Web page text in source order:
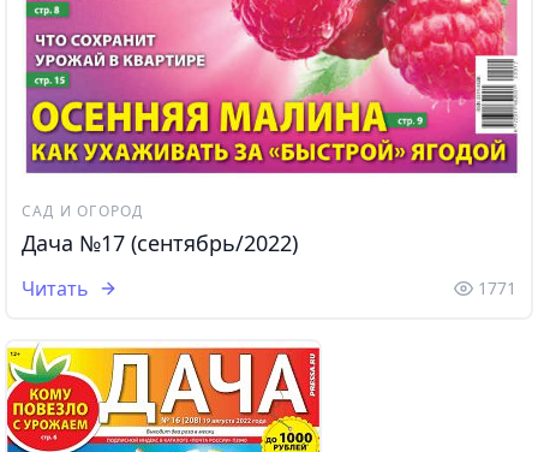
САД И ОГОРОД
Дача №17 (сентябрь/2022)
Читать 1771